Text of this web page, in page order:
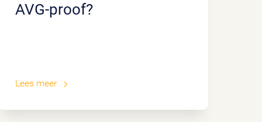
AVG-proof?
Lees meer